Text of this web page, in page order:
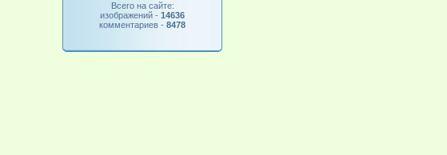
Всего на сайте:
изображений -14636
комментариев -8478